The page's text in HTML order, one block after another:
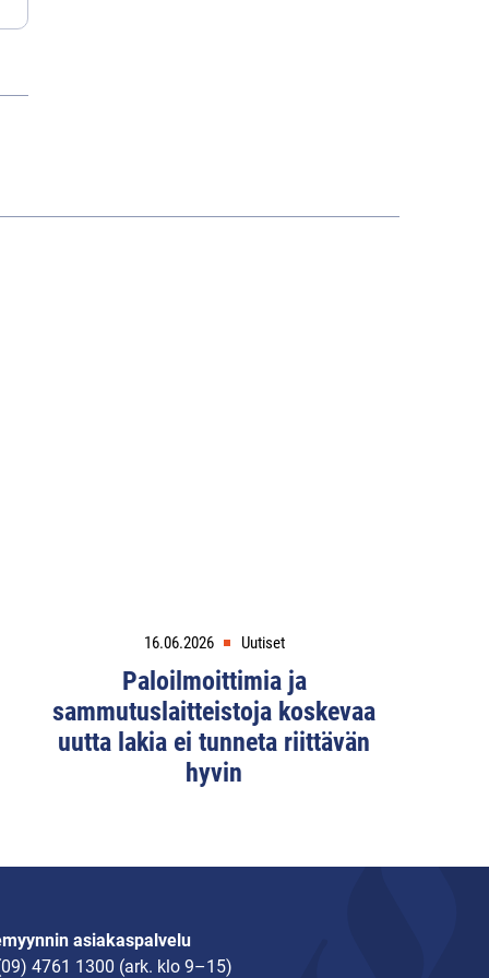
16.06.2026 Uutiset
Paloilmoittimia ja
sammutuslaitteistoja koskevaa
uutta lakia ei tunneta riittävän
hyvin
asiakaspalvelu
4761 1300 (ark. klo 9–15)